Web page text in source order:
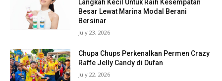
Langkah Kecil Untuk Raih Kesempatan
Besar Lewat Marina Modal Berani
Bersinar
July 23, 2026
Chupa Chups Perkenalkan Permen Crazy
Raffe Jelly Candy di Dufan
July 22, 2026